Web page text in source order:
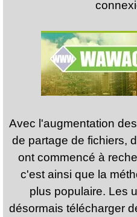
Avec l'augmentation
de partage de fichiers,
ont commencé à
c'est ainsi que la
plus populaire. Les
désormais télécharger